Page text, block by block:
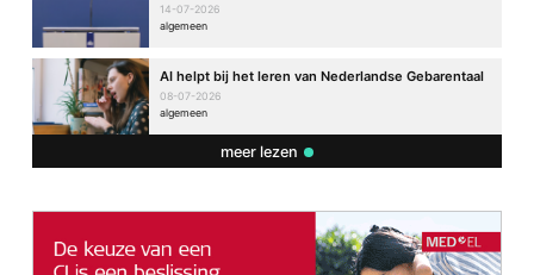
14-07-2026
algemeen
AI helpt bij het leren van Nederlandse Gebarentaal
08-07-2026
algemeen
meer lezen